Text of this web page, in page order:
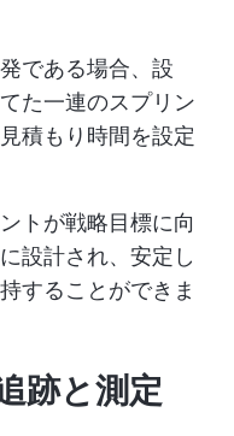
である場合、設
た一連のスプリン
積もり時間を設定
トが戦略目標に向
設計され、安定し
することができま
跡と測定